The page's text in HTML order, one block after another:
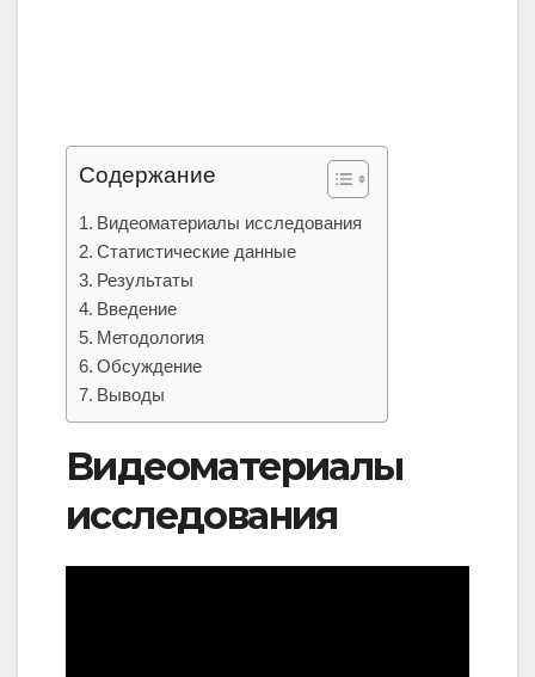
Содержание
Видеоматериалы исследования
Статистические данные
Результаты
Введение
Методология
Обсуждение
Выводы
Видеоматериалы
исследования